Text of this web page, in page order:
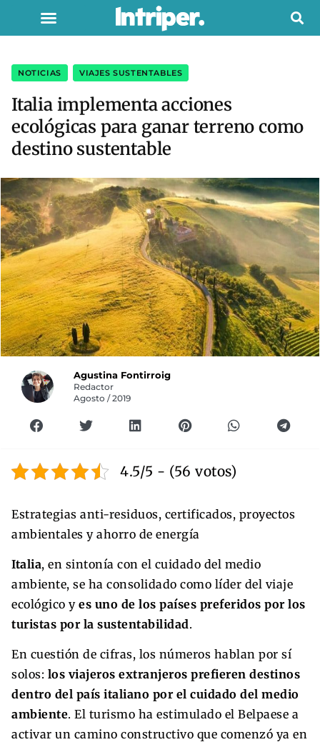
NOTICIAS VIAJES SUSTENTABLES
Italia implementa acciones
ecológicas para ganar terreno como
destino sustentable
Agustina Fontirroig
Redactor
Agosto / 2019
4.5/5 - (56 votos)
Estrategias anti-residuos, certificados, proyectos
ambientales y ahorro de energía
Italia, en sintonía con el cuidado del medio
ambiente, se ha consolidado como líder del viaje
ecológico yes uno de los países preferidos por los
turistas por la sustentabilidad.
En cuestión de cifras, los números hablan por sí
solos: los viajeros extranjeros prefieren destinos
dentro del país italiano por el cuidado del medio
ambiente. El turismo ha estimulado el Belpaese a
activar un camino constructivo que comenzó ya en